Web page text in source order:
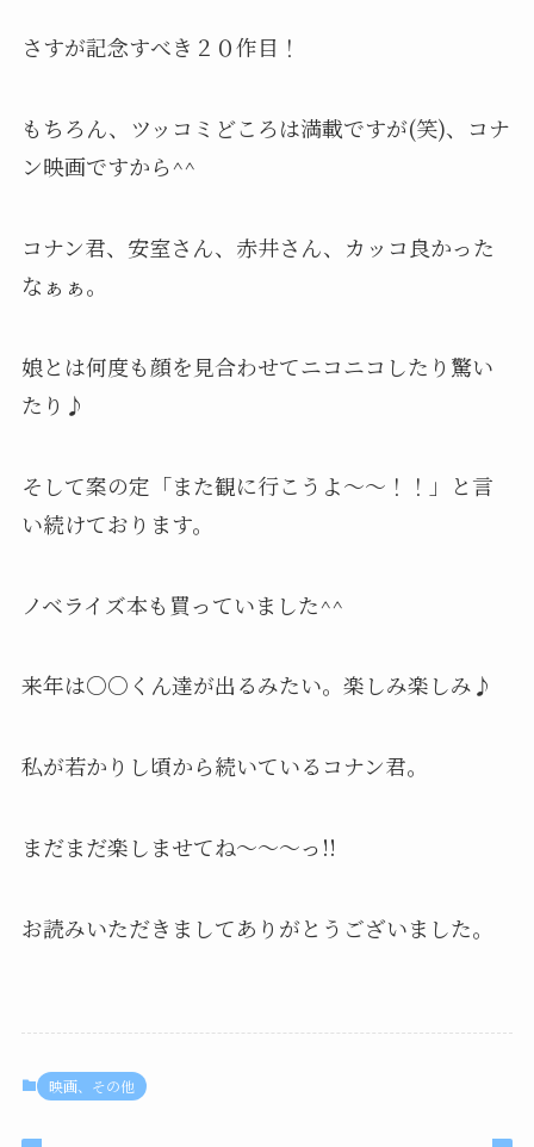
さすが記念すべき２０作目！
もちろん、ツッコミどころは満載ですが(笑)、コナ
ン映画ですから^^
コナン君、安室さん、赤井さん、カッコ良かった
なぁぁ。
娘とは何度も顔を見合わせてニコニコしたり驚い
たり♪
そして案の定「また観に行こうよ～～！！」と言
い続けております。
ノベライズ本も買っていました^^
来年は○○くん達が出るみたい。楽しみ楽しみ♪
私が若かりし頃から続いているコナン君。
まだまだ楽しませてね～～～っ!!
お読みいただきましてありがとうございました。
映画、その他